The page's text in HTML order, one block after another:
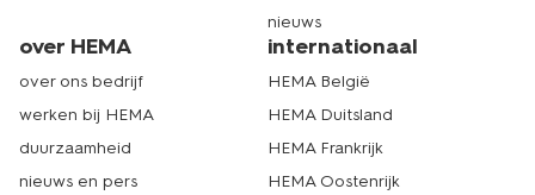
nieuws
over HEMA
over ons bedrijf
werken bij HEMA
duurzaamheid
nieuws en pers
internationaal
HEMA België
HEMA Duitsland
HEMA Frankrijk
HEMA Oostenrijk